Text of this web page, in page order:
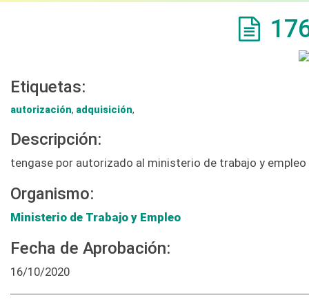
Etiquetas:
autorización, adquisición,
Descripción:
tengase por autorizado al ministerio de trabajo y
Organismo:
Ministerio de Trabajo y Empleo
Fecha de Aprobación:
16/10/2020